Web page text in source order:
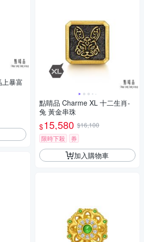
點睛品 Charme XL 十二生肖-
兔 黃金串珠
$15,580 $16,100
限時下殺
券
加入購物車